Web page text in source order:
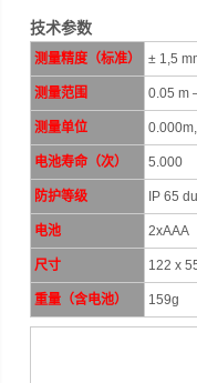
技术参数
测量精度（标准） ± 1,5
测量范围 0.05 m
测量单位
电池寿命（次） 5.000
防护等级 IP 65
电池 2xAAA
尺寸 122 x
重量（含电池） 159g